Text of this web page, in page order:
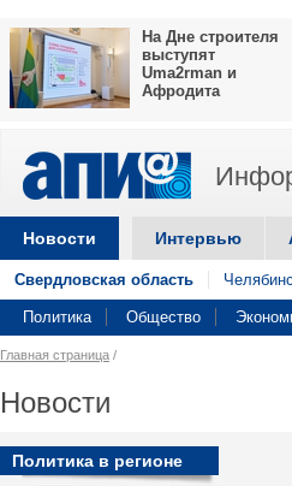
На Дне строителя
выступят
Uma2rman и
Афродита
Новости Интервью
Свердловская область
Политика Общество
Главная страница /
Новости
Политика в регионе